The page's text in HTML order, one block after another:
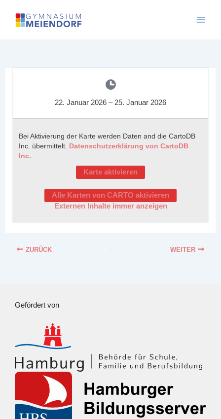
content
22. Januar 2026 – 25. Januar 2026
Bei Aktivierung der Karte werden Daten and die CartoDB
Inc. übermittelt. Datenschutzerklärung von CartoDB
Inc.
Karte aktivieren
Alle Karten von CARTO aktivieren
Externen Inhalte immer anzeigen
Gefördert von